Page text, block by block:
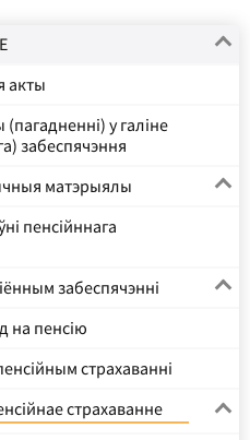
акты
у галіне
забеспячэння
матэрыялы
пенсійннага
забеспячэнні
на пенсію
страхаванні
страхаванне